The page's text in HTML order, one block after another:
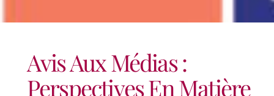
Avis Aux Médias :
Perspectives En Matière